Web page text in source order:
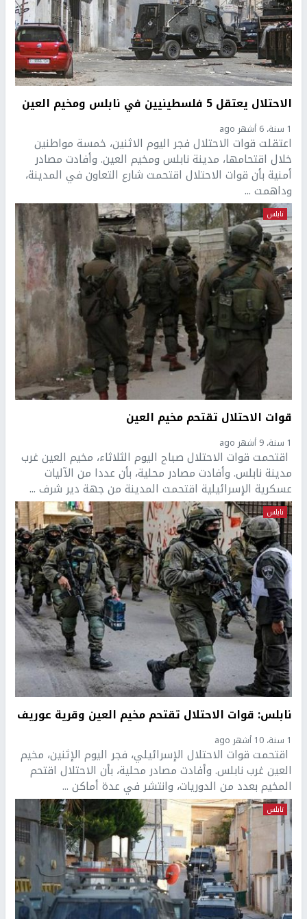
الاحتلال يعتقل 5 فلسطينيين في نابلس ومخيم العين
1 سنة، 6 أشهر ago
اعتقلت قوات الاحتلال فجر اليوم الاثنين، خمسة مواطنين
خلال اقتحامها، مدينة نابلس ومخيم العين. وأفادت مصادر
أمنية بأن قوات الاحتلال اقتحمت شارع التعاون في المدينة،
وداهمت ...
نابلس
قوات الاحتلال تقتحم مخيم العين
1 سنة، 9 أشهر ago
اقتحمت قوات الاحتلال صباح اليوم الثلاثاء، مخيم العين غرب
مدينة نابلس. وأفادت مصادر محلية، بأن عددا من الآليات
عسكرية الإسرائيلية اقتحمت المدينة من جهة دير شرف ...
نابلس
نابلس: قوات الاحتلال تقتحم مخيم العين وقرية عوريف
1 سنة، 10 أشهر ago
اقتحمت قوات الاحتلال الإسرائيلي، فجر اليوم الإثنين، مخيم
العين غرب نابلس. وأفادت مصادر محلية، بأن الاحتلال اقتحم
المخيم بعدد من الدوريات، وانتشر في عدة أماكن ...
نابلس